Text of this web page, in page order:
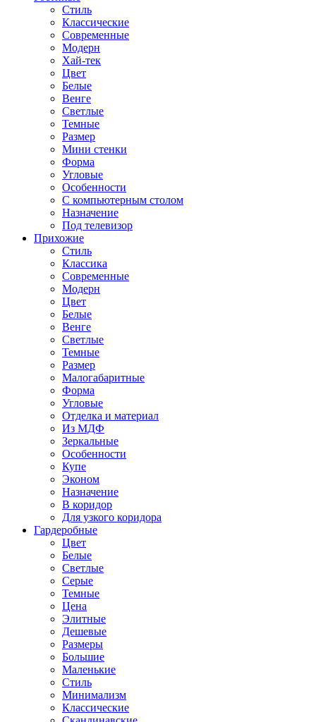
Стиль
Классические
Современные
Модерн
Хай-тек
Цвет
Белые
Венге
Светлые
Темные
Размер
Мини стенки
Форма
Угловые
Особенности
С компьютерным столом
Назначение
Под телевизор
Прихожие
Стиль
Классика
Современные
Модерн
Цвет
Белые
Венге
Светлые
Темные
Размер
Малогабаритные
Форма
Угловые
Отделка и материал
Из МДФ
Зеркальные
Особенности
Купе
Эконом
Назначение
В коридор
Для узкого коридора
Гардеробные
Цвет
Белые
Светлые
Серые
Темные
Цена
Элитные
Дешевые
Размеры
Большие
Маленькие
Стиль
Минимализм
Классические